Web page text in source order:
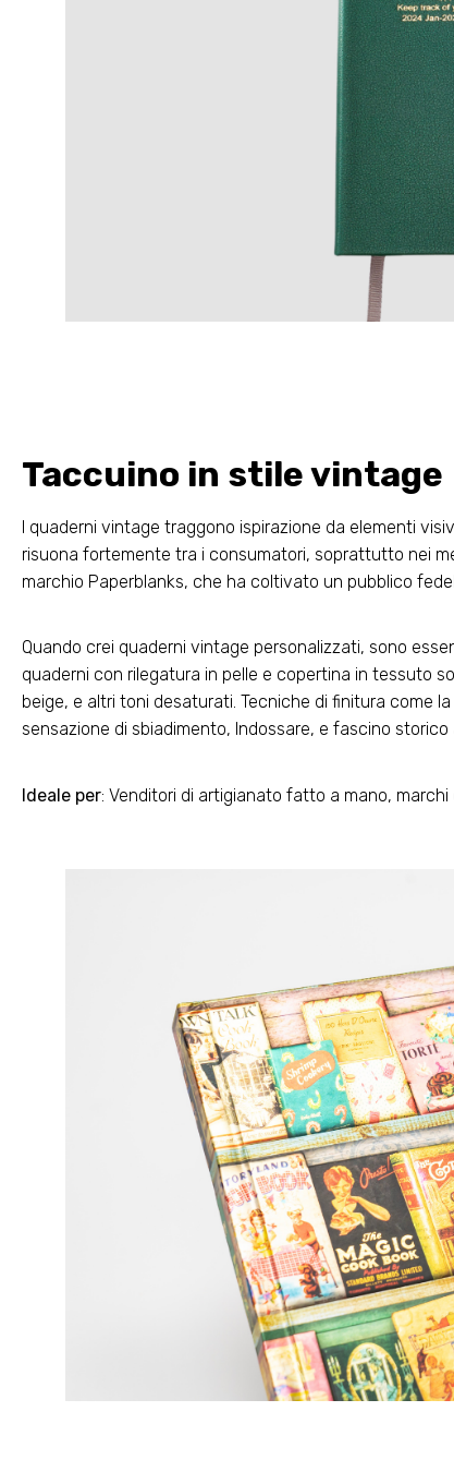
Taccuino in stile vintage
I quaderni vintage traggono ispirazione da elementi
risuona fortemente tra i consumatori, soprattutto nei
marchio Paperblanks, che ha coltivato un pubblico
Quando crei quaderni vintage personalizzati, sono
quaderni con rilegatura in pelle e copertina in tessuto
beige, e altri toni desaturati. Tecniche di finitura come
sensazione di sbiadimento, Indossare, e fascino
Ideale per: Venditori di artigianato fatto a mano,